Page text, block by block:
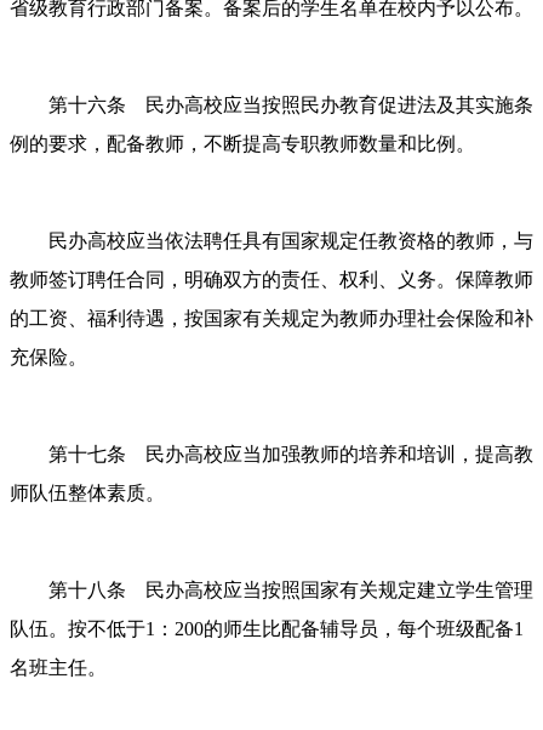
省级教育行政部门备案。备案后的学生名单在校内予以公布。
第十六条 民办高校应当按照民办教育促进法及其实施条
例的要求，配备教师，不断提高专职教师数量和比例。
民办高校应当依法聘任具有国家规定任教资格的教师，与
教师签订聘任合同，明确双方的责任、权利、义务。保障教师
的工资、福利待遇，按国家有关规定为教师办理社会保险和补
充保险。
第十七条 民办高校应当加强教师的培养和培训，提高教
师队伍整体素质。
第十八条 民办高校应当按照国家有关规定建立学生管理
队伍。按不低于1：200的师生比配备辅导员，每个班级配备1
名班主任。